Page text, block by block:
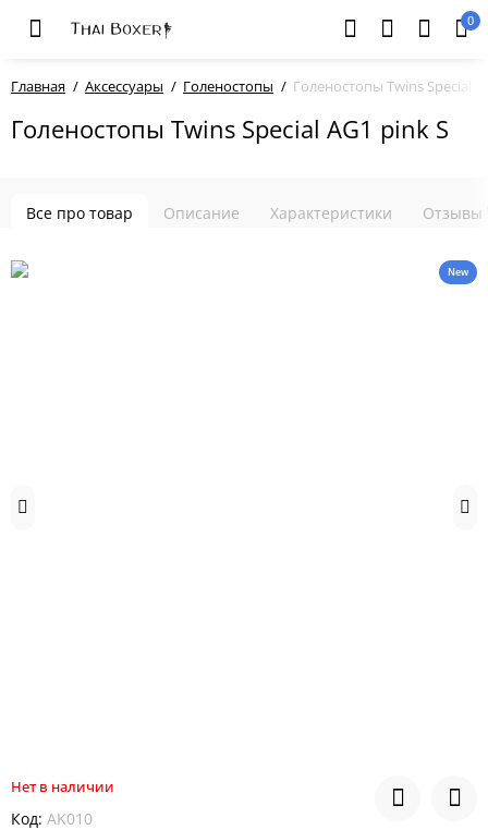
0
Главная Аксессуары Голеностопы Голеностопы Twins Special
Голеностопы Twins Special AG1 pink S
Все про товар Описание Характеристики Отзывы
New
Нет в наличии
Код: AK010